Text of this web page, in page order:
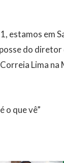
estamos em
do diretor
Lima na
o que vê”